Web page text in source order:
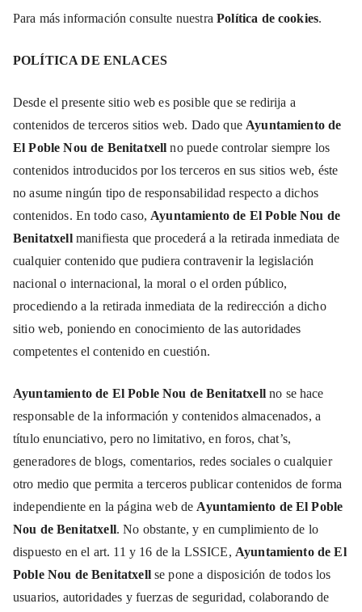
Para más información consulte nuestraPolítica de cookies.
POLÍTICA DE ENLACES
Desde el presente sitio web es posible que se redirija a
contenidos de terceros sitios web. Dado que Ayuntamiento de
El Poble Nou de Benitatxell no puede controlar siempre los
contenidos introducidos por los terceros en sus sitios web, éste
no asume ningún tipo de responsabilidad respecto a dichos
contenidos. En todo caso, Ayuntamiento de El Poble Nou de
Benitatxell manifiesta que procederá a la retirada inmediata de
cualquier contenido que pudiera contravenir la legislación
nacional o internacional, la moral o el orden público,
procediendo a la retirada inmediata de la redirección a dicho
sitio web, poniendo en conocimiento de las autoridades
competentes el contenido en cuestión.
Ayuntamiento de El Poble Nou de Benitatxellno se hace
responsable de la información y contenidos almacenados, a
título enunciativo, pero no limitativo, en foros, chat’s,
generadores de blogs, comentarios, redes sociales o cualquier
otro medio que permita a terceros publicar contenidos de forma
independiente en la página web de Ayuntamiento de El Poble
Nou de Benitatxell. No obstante, y en cumplimiento de lo
dispuesto en el art. 11 y 16 de la LSSICE, Ayuntamiento de El
Poble Nou de Benitatxellse pone a disposición de todos los
usuarios, autoridades y fuerzas de seguridad, colaborando de